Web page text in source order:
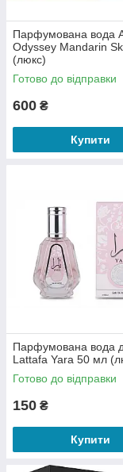
Парфумована вода
Odyssey Mandarin
(люкс)
Готово до відправки
600 ₴
Купити
Парфумована вода
Lattafa Yara 50 мл
Готово до відправки
150 ₴
Купити